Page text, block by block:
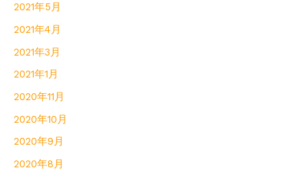
2021年5月
2021年4月
2021年3月
2021年1月
2020年11月
2020年10月
2020年9月
2020年8月